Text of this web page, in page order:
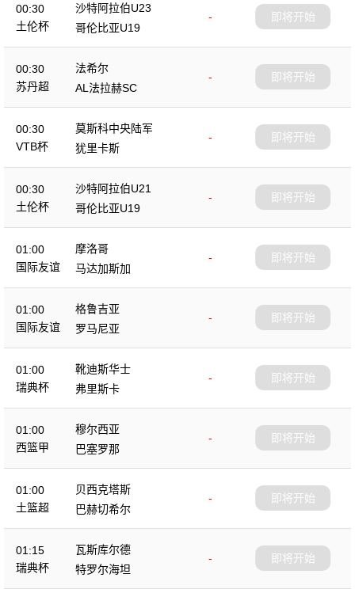
00:30
土伦杯
沙特阿拉伯U23
-
哥伦比亚U19
即将开始
00:30
苏丹超
法希尔
-
AL法拉赫SC
即将开始
00:30
VTB杯
莫斯科中央陆军
-
犹里卡斯
即将开始
00:30
土伦杯
沙特阿拉伯U21
-
哥伦比亚U19
即将开始
01:00
国际友谊
摩洛哥
-
马达加斯加
即将开始
01:00
国际友谊
格鲁吉亚
-
罗马尼亚
即将开始
01:00
瑞典杯
靴迪斯华士
-
弗里斯卡
即将开始
01:00
西篮甲
穆尔西亚
-
巴塞罗那
即将开始
01:00
土篮超
贝西克塔斯
-
巴赫切希尔
即将开始
01:15
瑞典杯
瓦斯库尔德
-
特罗尔海坦
即将开始